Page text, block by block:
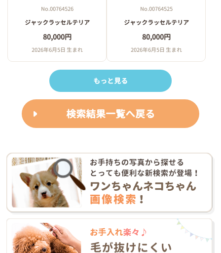
No.00764526
ジャックラッセルテリア
80,000円
2026年6月5日 生まれ
No.00764525
ジャックラッセルテリア
80,000円
2026年6月5日 生まれ
もっと見る
検索結果一覧へ戻る